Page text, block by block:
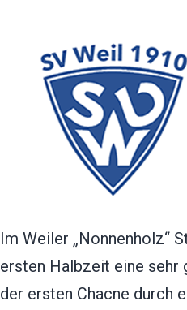
Im Weiler „Nonnenholz“
ersten Halbzeit eine sehr
der ersten Chacne durch